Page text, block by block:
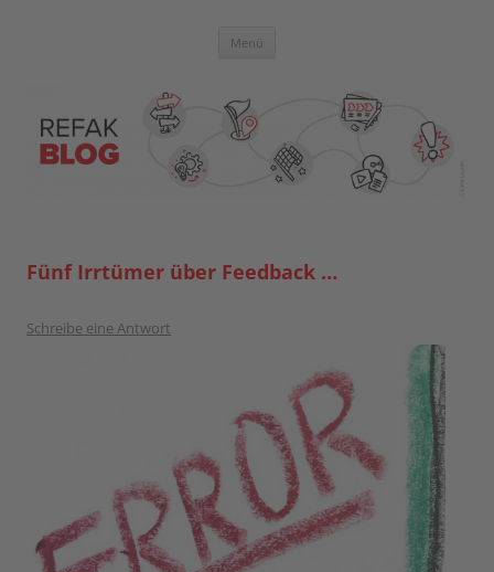
Blog der Referent:innen Akademie
Menü
Fünf Irrtümer über Feedback …
Schreibe eine Antwort